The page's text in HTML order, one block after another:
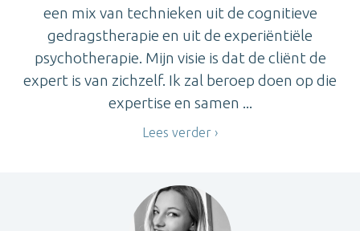
een mix van technieken uit de cognitieve
gedragstherapie en uit de experiëntiële
psychotherapie. Mijn visie is dat de cliënt de
expert is van zichzelf. Ik zal beroep doen op die
expertise en samen ...
Lees verder